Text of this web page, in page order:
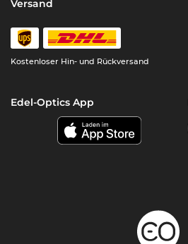
Versand
Kostenloser Hin- und Rückversand
Edel-Optics App